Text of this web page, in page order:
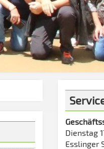
Dienstag
Esslinger